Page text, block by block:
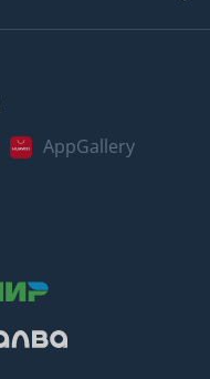
AppGallery